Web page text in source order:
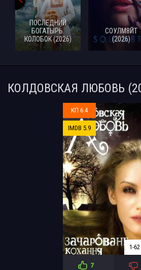
ПОСЛЕДНИЙ
БОГАТЫРЬ.
КОЛОБОК (2026)
СОУЛМ8ЙТ
(2026)
КОЛДОВСКАЯ ЛЮБОВЬ
КП 6.4
IMDB 5.9
1-
7